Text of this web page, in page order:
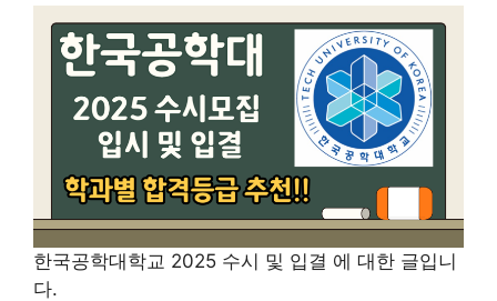
한국공학대학교 2025 수시 및 입결 에 대한 글입니
다.